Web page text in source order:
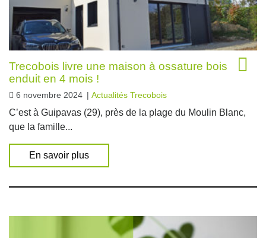
Trecobois livre une maison à ossature bois
enduit en 4 mois !
6 novembre 2024 | Actualités Trecobois
C’est à Guipavas (29), près de la plage du Moulin Blanc,
que la famille...
En savoir plus